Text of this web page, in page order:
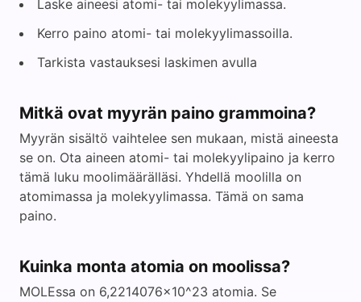
Laske aineesi atomi- tai molekyylimassa.
Kerro paino atomi- tai molekyylimassoilla.
Tarkista vastauksesi laskimen avulla
Mitkä ovat myyrän paino grammoina?
Myyrän sisältö vaihtelee sen mukaan, mistä aineesta
se on. Ota aineen atomi- tai molekyylipaino ja kerro
tämä luku moolimäärälläsi. Yhdellä moolilla on
atomimassa ja molekyylimassa. Tämä on sama
paino.
Kuinka monta atomia on moolissa?
MOLEssa on 6,2214076x10^23 atomia. Se